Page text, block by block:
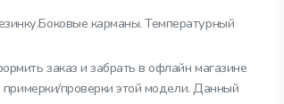
карманы. Температурный
заказ и забрать в офлайн магазине
примерки/проверки этой модели. Данный